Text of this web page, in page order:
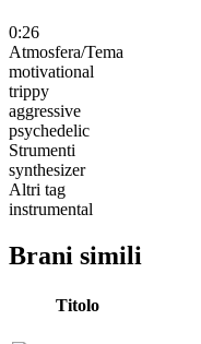
0:26
Atmosfera/Tema
motivational
trippy
aggressive
psychedelic
Strumenti
synthesizer
Altri tag
instrumental
Brani simili
Titolo